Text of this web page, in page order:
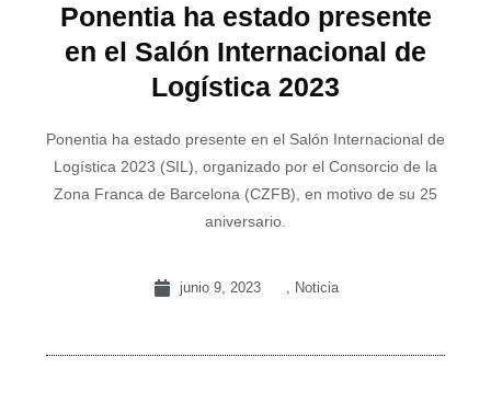
Ponentia ha estado presente
en el Salón Internacional de
Logística 2023
Ponentia ha estado presente en el Salón Internacional de
Logística 2023 (SIL), organizado por el Consorcio de la
Zona Franca de Barcelona (CZFB), en motivo de su 25
aniversario.
junio 9, 2023 , Noticia